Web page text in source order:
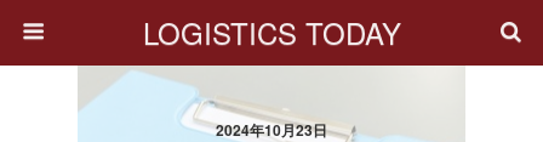
LOGISTICS TODAY
2024年10月23日